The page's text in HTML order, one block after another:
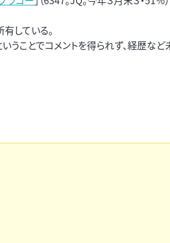
有している。
うことでコメントを得られず、経歴など